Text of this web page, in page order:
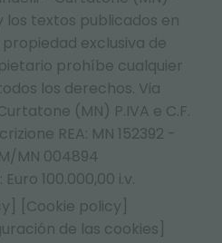
los textos publicados en
exclusiva de
prohíbe cualquier
los derechos. Via
(MN) P.IVA e C.F.
REA: MN 152392 -
M/MN 004894
100.000,00 i.v.
[Cookie policy]
de las cookies]